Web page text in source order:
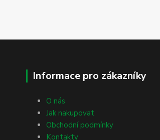
Informace pro zákazníky
O nás
Jak nakupovat
Obchodní podmínky
Kontakty